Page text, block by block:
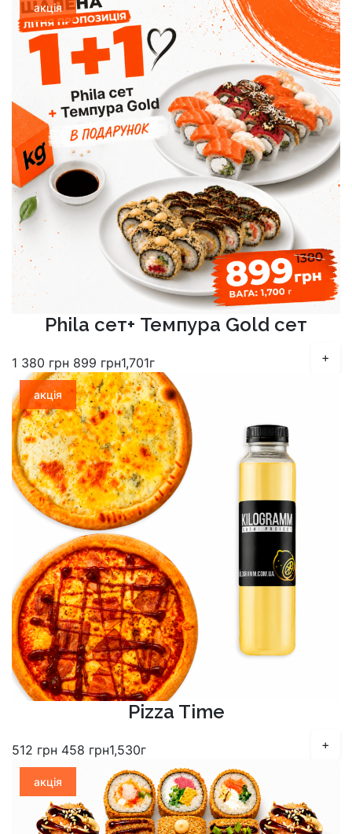
акція
Phila сет+ Темпура Gold сет
1 380 грн 899 грн1,701г +
акція
Pizza Time
512 грн 458 грн1,530г +
акція